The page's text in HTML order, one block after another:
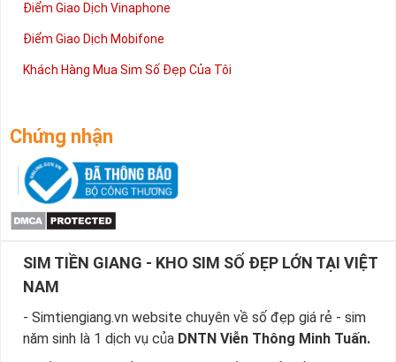
Điểm Giao Dịch Vinaphone
Điểm Giao Dịch Mobifone
Khách Hàng Mua Sim Số Đẹp Của Tôi
Chứng nhận
SIM TIỀN GIANG - KHO SIM SỐ ĐẸP LỚN TẠI VIỆT
NAM
- Simtiengiang.vn website chuyên về số đẹp giá rẻ - sim
năm sinh là 1 dịch vụ của DNTN Viễn Thông Minh Tuấn.